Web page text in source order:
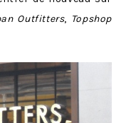
Outfitters, Topshop